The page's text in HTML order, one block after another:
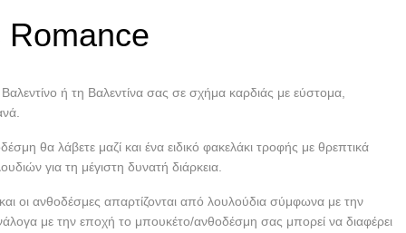
Romance
ή τη Βαλεντίνα σας σε σχήμα καρδιάς με εύστομα,
θα λάβετε μαζί και ένα ειδικό φακελάκι τροφής με θρεπτικά
για τη μέγιστη δυνατή διάρκεια.
οι ανθοδέσμες απαρτίζονται από λουλούδια σύμφωνα με την
με την εποχή το μπουκέτο/ανθοδέσμη σας μπορεί να διαφέρει